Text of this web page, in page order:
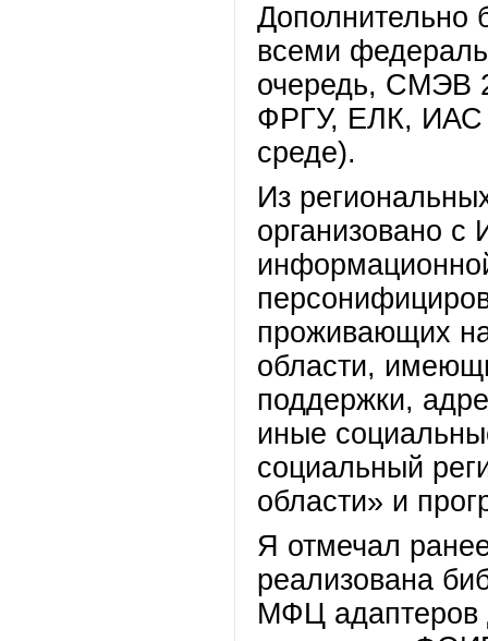
Дополнительно
всеми
очередь,
ФРГУ, ЕЛК, ИАС
среде).
Из
организовано с
проживающих
области,
поддержки,
иные
социальный
области» и
Я отмечал
реализована
МФЦ адаптеров